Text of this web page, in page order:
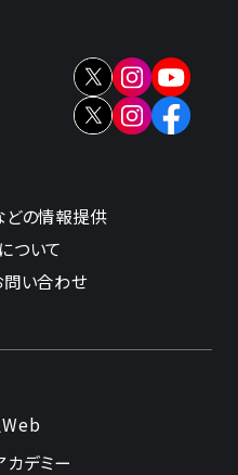
どの情報提供
ついて
い合わせ
カデミー